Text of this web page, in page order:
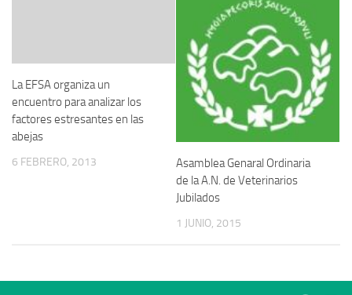
La EFSA organiza un
encuentro para analizar los
factores estresantes en las
abejas
6 FEBRERO, 2013
Asamblea Genaral Ordinaria
de la A.N. de Veterinarios
Jubilados
1 JUNIO, 2015